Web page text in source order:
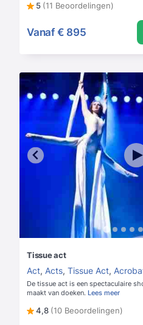
5 (11 Beoordelingen)
Vanaf € 895
Tissue act
Act, Acts, Tissue Act,
De tissue act is een spectaculaire
maakt van doeken. Lees meer
4,8 (10 Beoordelingen)